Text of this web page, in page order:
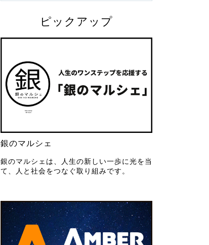
ピックアップ
銀のマルシェ
銀のマルシェは、人生の新しい一歩に光を当
て、人と社会をつなぐ取り組みです。